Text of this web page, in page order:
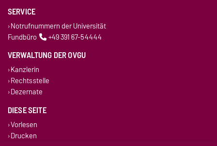
SERVICE
Notrufnummern der Universität
Fundbüro
+49 391 67-54444
VERWALTUNG DER OVGU
Kanzlerin
Rechtsstelle
Dezernate
DIESE SEITE
Vorlesen
Drucken